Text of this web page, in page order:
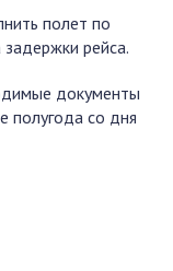
полет по
рейса.
документы
полугода со дня